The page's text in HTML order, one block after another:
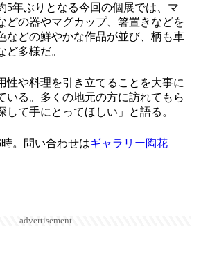
年ぶりとなる今回の個展では、マ
どの器やマグカップ、箸置きなどを
などの鮮やかな作品が並び、柄も車
ど多様だ。
や料理を引き立てることを大事に
いる。多くの地元の方に訪れてもら
して手にとってほしい」と語る。
。問い合わせはギャラリー陶花
advertisement